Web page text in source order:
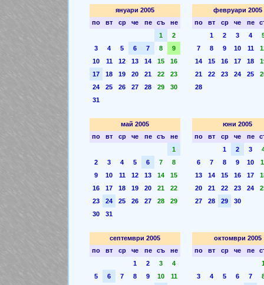
януари 2005
по
вт ср че пе съ
не
1
2
3
4 5 6 7 8
9
10
11 12 13 14 15
16
17
18 19 20 21 22
23
24
25 26 27 28 29
30
31
февруари 2005
по
вт ср че пе
1
2 3 4
7
8 9 10 11
14
15 16 17 18
21
22 23 24 25
28
май 2005
по
вт ср че пе съ
не
1
2
3 4 5 6 7
8
9
10 11 12 13 14
15
16
17 18 19 20 21
22
23
24 25 26 27 28
29
30
31
юни 2005
по
вт ср че пе
1
2 3
6
7 8 9 10
13
14 15 16 17
20
21 22 23 24
27
28 29 30
септември 2005
по
вт ср че пе съ
не
1
2 3
4
5
6 7 8 9 10
11
октомври 2005
по
вт ср че пе
3
4 5 6 7